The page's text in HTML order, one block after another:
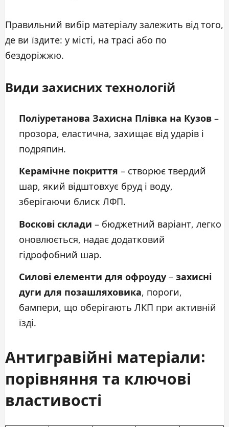
Правильний вибір матеріалу залежить від того,
де ви їздите: у місті, на трасі або по
бездоріжжю.
Види захисних технологій
Поліуретанова Захисна Плівка на Кузов –
прозора, еластична, захищає від ударів і
подряпин.
Керамічне покриття – створює твердий
шар, який відштовхує бруд і воду,
зберігаючи блиск ЛФП.
Воскові склади – бюджетний варіант, легко
оновлюється, надає додатковий
гідрофобний шар.
Силові елементи для офроуду – захисні
дуги для позашляховика, пороги,
бампери, що оберігають ЛКП при активній
їзді.
Антигравійні матеріали:
порівняння та ключові
властивості